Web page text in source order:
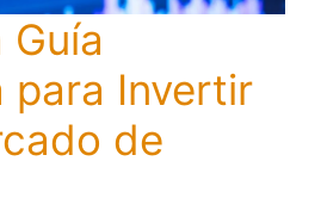
Guía
para Invertir
de